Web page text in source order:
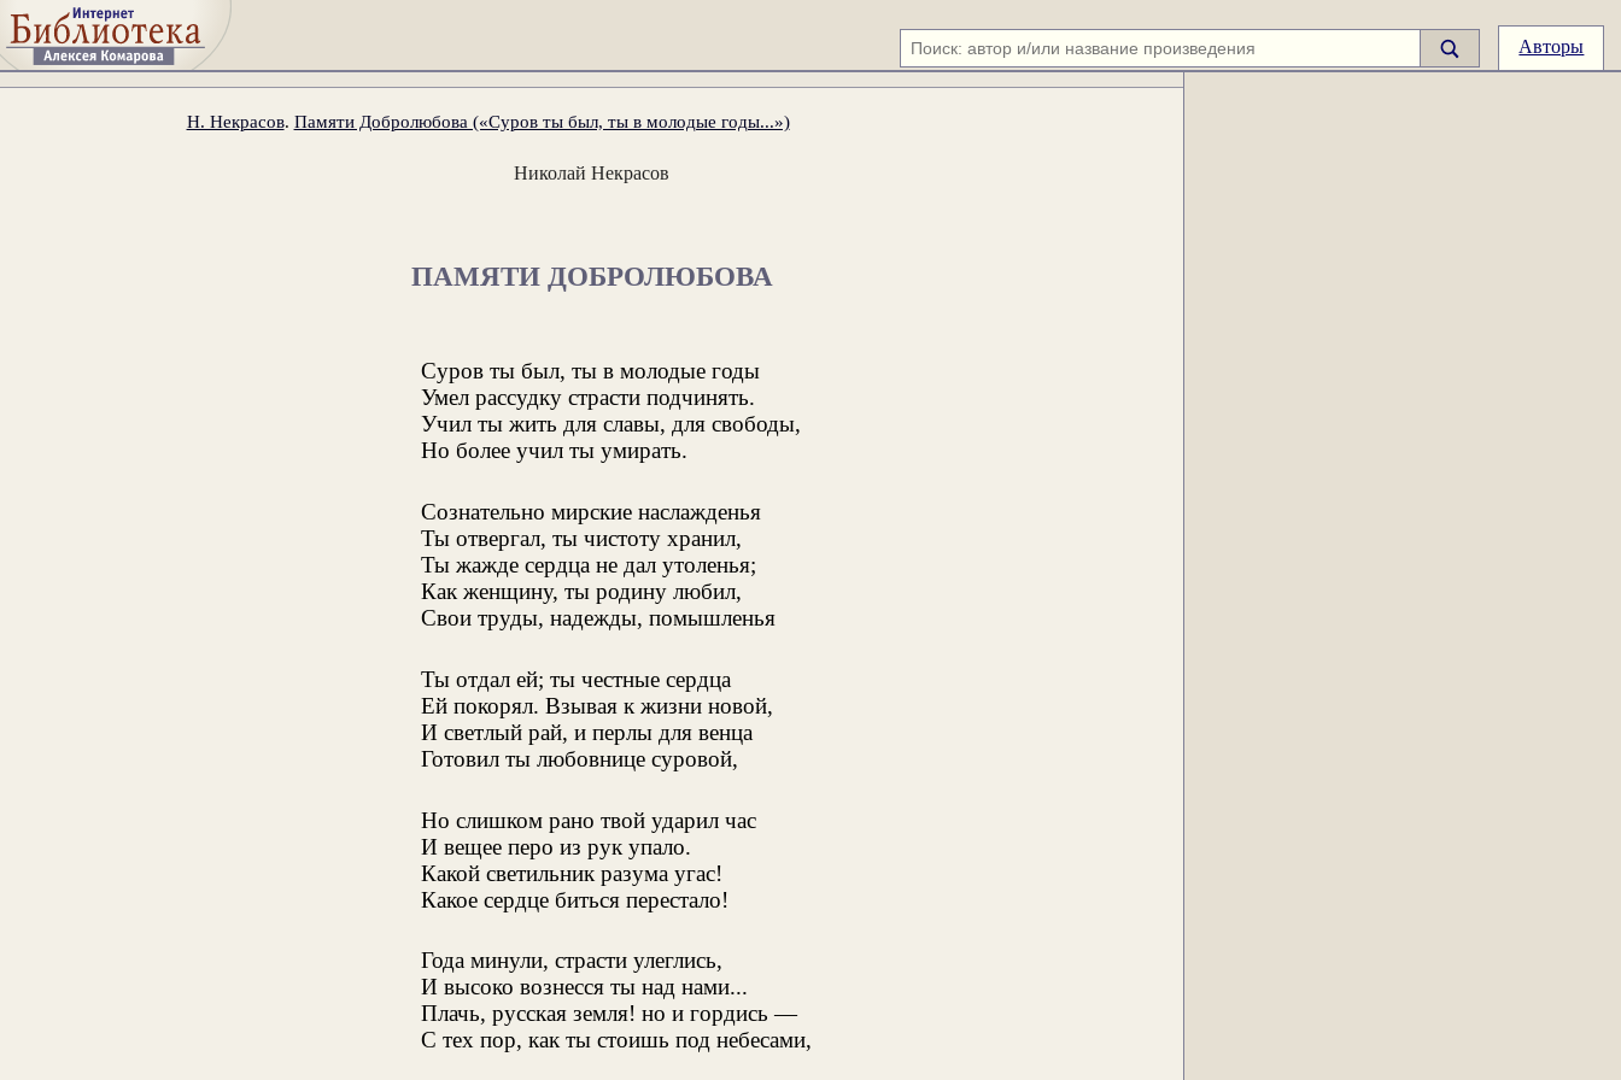
Авторы
Н. Некрасов. Памяти Добролюбова («Суров ты был, ты в молодые годы...»)
Николай Некрасов
ПАМЯТИ ДОБРОЛЮБОВА
Суров ты был, ты в молодые годы
Умел рассудку страсти подчинять.
Учил ты жить для славы, для свободы,
Но более учил ты умирать.
Сознательно мирские наслажденья
Ты отвергал, ты чистоту хранил,
Ты жажде сердца не дал утоленья;
Как женщину, ты родину любил,
Свои труды, надежды, помышленья
Ты отдал ей; ты честные сердца
Ей покорял. Взывая к жизни новой,
И светлый рай, и перлы для венца
Готовил ты любовнице суровой,
Но слишком рано твой ударил час
И вещее перо из рук упало.
Какой светильник разума угас!
Какое сердце биться перестало!
Года минули, страсти улеглись,
И высоко вознесся ты над нами...
Плачь, русская земля! но и гордись —
С тех пор, как ты стоишь под небесами,